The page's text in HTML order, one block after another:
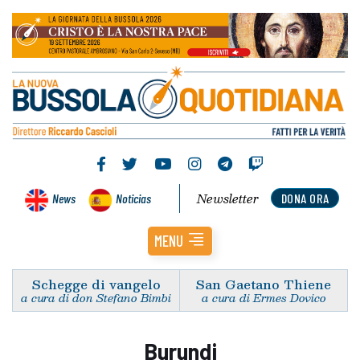
News Noticias DONA ORA
Newsletter
MENU
Schegge di vangelo
a cura di don Stefano Bimbi
San Gaetano Thiene
a cura di Ermes Dovico
Burundi